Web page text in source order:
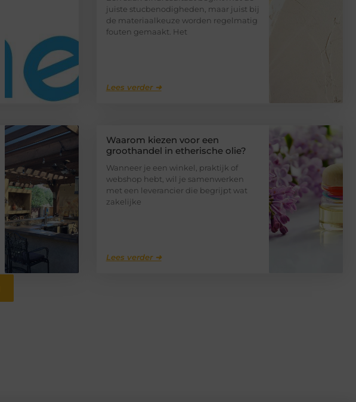
juiste stucbenodigheden, maar juist bij
de materiaalkeuze worden regelmatig
fouten gemaakt. Het
Lees verder ➜
Waarom kiezen voor een
groothandel in etherische olie?
Wanneer je een winkel, praktijk of
webshop hebt, wil je samenwerken
met een leverancier die begrijpt wat
zakelijke
Lees verder ➜